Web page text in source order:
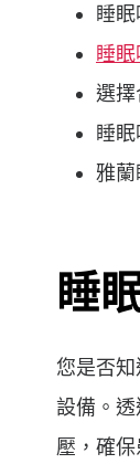
睡
睡
選擇
睡
雅
睡
您是否
設備。
壓，確